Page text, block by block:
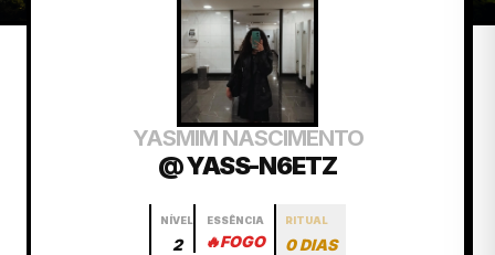
YASMIM NASCIMENTO
@ YASS-N6ETZ
NÍVEL
2
ESSÊNCIA
🔥FOGO
RITUAL
0 DIAS